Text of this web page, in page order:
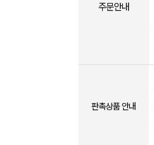
주문안내
판촉상품 안내